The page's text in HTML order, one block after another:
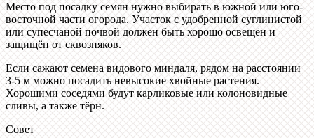
Место под посадку семян нужно выбирать в южной или юго-
восточной части огорода. Участок с удобренной суглинистой
или супесчаной почвой должен быть хорошо освещён и
защищён от сквозняков.
Если сажают семена видового миндаля, рядом на расстоянии
3-5 м можно посадить невысокие хвойные растения.
Хорошими соседями будут карликовые или колоновидные
сливы, а также тёрн.
Совет